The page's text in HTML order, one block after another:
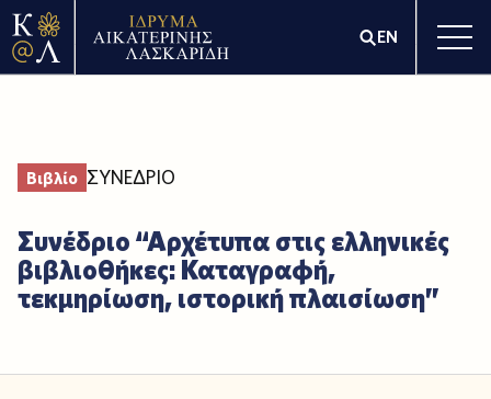
EN
Βιβλίο ΣΥΝΕΔΡΙΟ
Συνέδριο “Αρχέτυπα στις ελληνικές
βιβλιοθήκες: Καταγραφή,
τεκμηρίωση, ιστορική πλαισίωση”